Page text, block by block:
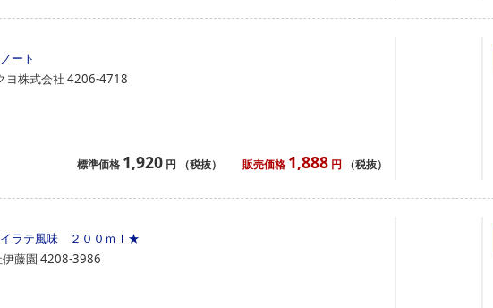
ート
ヨ株式会社 4206-4718
標準価格 1,920 円 （税抜） 販売価格 1,888 円 （税抜）
ラテ風味 ２００ｍｌ ★
藤園 4208-3986